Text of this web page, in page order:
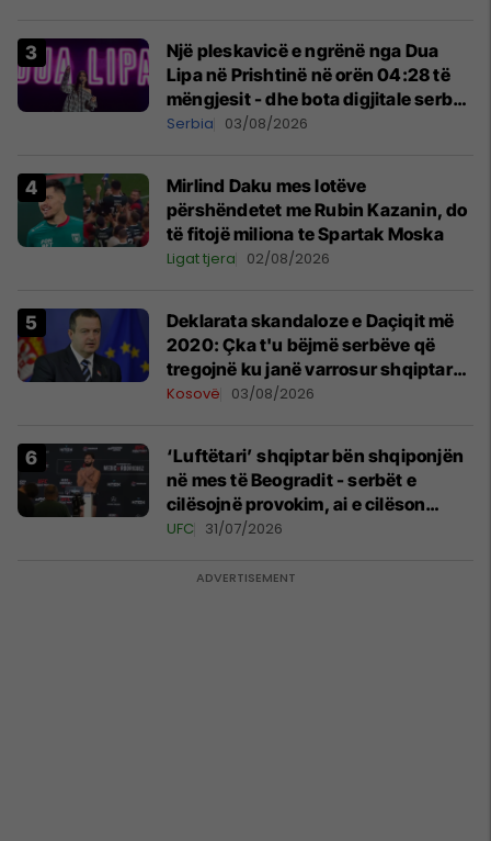
Një pleskavicë e ngrënë nga Dua
Lipa në Prishtinë në orën 04:28 të
mëngjesit - dhe bota digjitale serbe
shpall gjendjen e luftës
Serbia 03/08/2026
Mirlind Daku mes lotëve
përshëndetet me Rubin Kazanin, do
të fitojë miliona te Spartak Moska
Ligat tjera 02/08/2026
​Deklarata skandaloze e Daçiqit më
2020: Çka t'u bëjmë serbëve që
tregojnë ku janë varrosur shqiptarët
në Serbi
Kosovë 03/08/2026
‘Luftëtari’ shqiptar bën shqiponjën
në mes të Beogradit - serbët e
cilësojnë provokim, ai e cilëson
simbol të identitetit
UFC 31/07/2026